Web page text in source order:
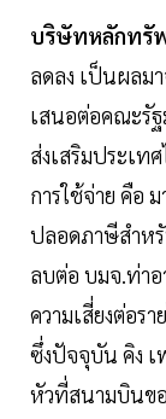
บริษัทหลักทรั
ลดลง เป็นผลมา
เสนอต่อคณะรัฐ
ส่งเสริมประเท
การใช้จ่าย คือ
ปลอดภาษีสำหรั
ลบต่อ บมจ.ท่าอ
ความเสี่ยงต่อร
ซึ่งปัจจุบัน คิง เ
หัวที่สนามบินข